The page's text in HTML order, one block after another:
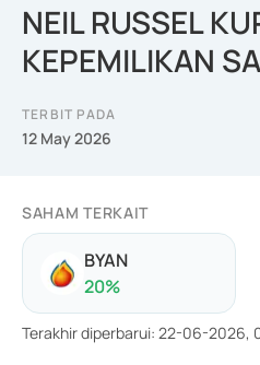
NEIL RUSSEL
KEPEMILIKAN
TERBIT PADA
12 May 2026
SAHAM TERKAIT
BYAN
20%
Terakhir diperbarui: 22-06-2026,